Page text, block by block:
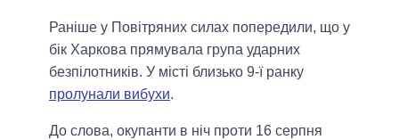
Раніше у Повітряних силах попередили, що у
бік Харкова прямувала група ударних
безпілотників. У місті близько 9-ї ранку
пролунали вибухи.
До слова, окупанти в ніч проти 16 серпня